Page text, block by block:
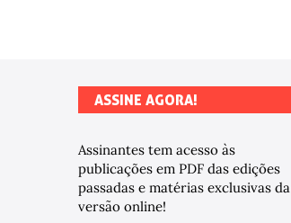
ASSINE AGORA!
Assinantes tem acesso às
publicações em PDF das edições
passadas e matérias exclusivas da
versão online!